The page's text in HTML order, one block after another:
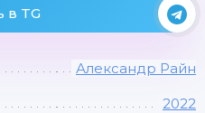
в TG
Александр Райн
2022